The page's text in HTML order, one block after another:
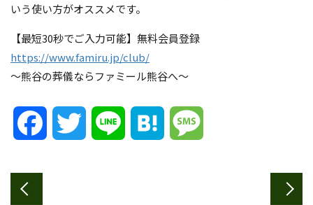
いう使い方がオススメです。
【最短30秒でご入力可能】無料会員登録
https://www.famiru.jp/club/
～熊谷の葬儀ならファミール熊谷へ～
FacebookTwitter Line Hatena